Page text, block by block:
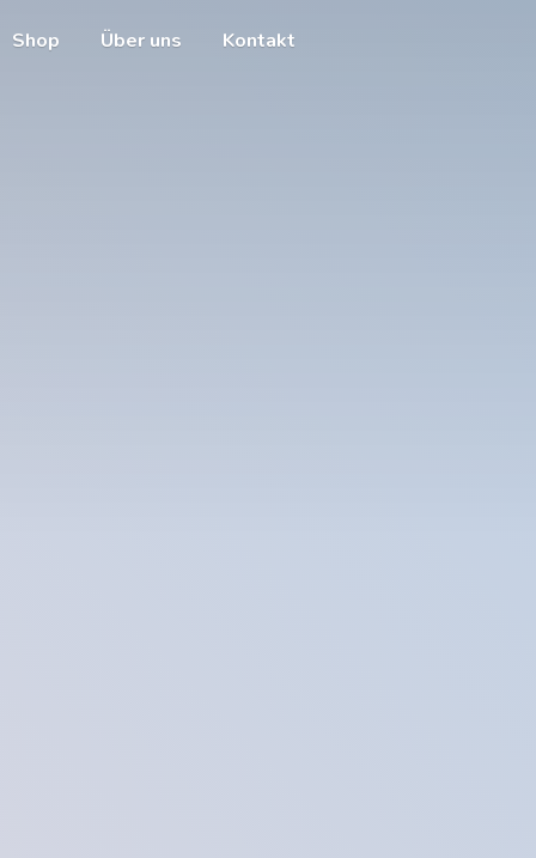
Shop Über uns Kontakt